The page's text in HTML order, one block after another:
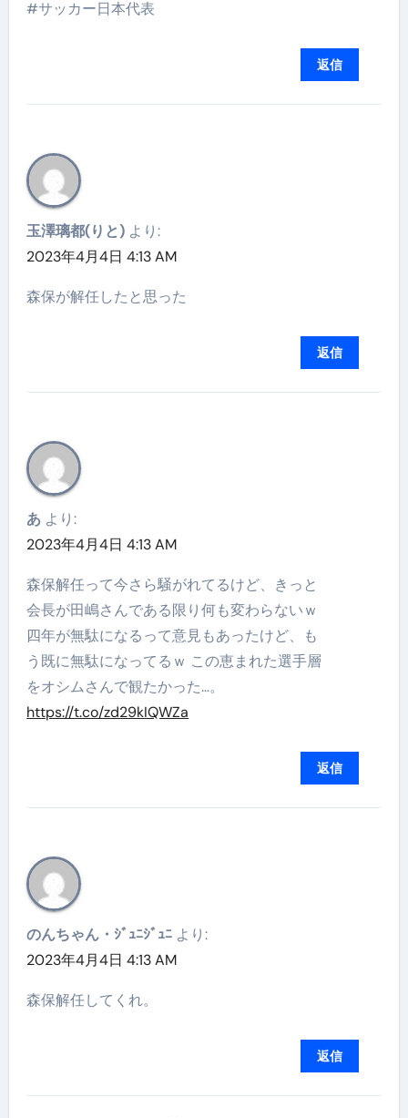
#サッカー日本代表
返信
玉澤璃都(りと) より:
2023年4月4日 4:13 AM
森保が解任したと思った
返信
あ より:
2023年4月4日 4:13 AM
森保解任って今さら騒がれてるけど、きっと
会長が田嶋さんである限り何も変わらないｗ
四年が無駄になるって意見もあったけど、も
う既に無駄になってるｗ この恵まれた選手層
をオシムさんで観たかった…。
https://t.co/zd29kIQWZa
返信
のんちゃん・ｼﾞｭﾆｼﾞｭﾆ より:
2023年4月4日 4:13 AM
森保解任してくれ。
返信